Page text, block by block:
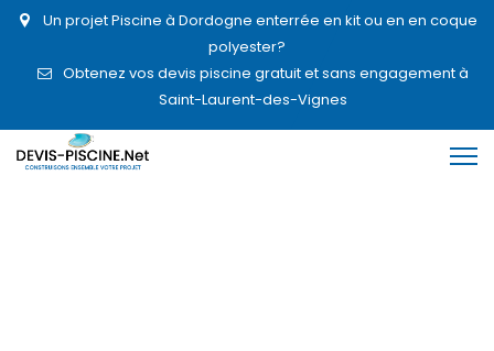
Un projet Piscine à Dordogne enterrée en kit ou en en coque
polyester?
Obtenez vos devis piscine gratuit et sans engagement à
Saint-Laurent-des-Vignes